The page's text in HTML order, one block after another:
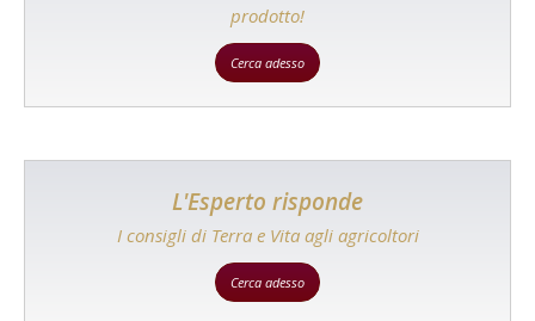
prodotto!
Cerca adesso
L'Esperto risponde
I consigli di Terra e Vita agli agricoltori
Cerca adesso